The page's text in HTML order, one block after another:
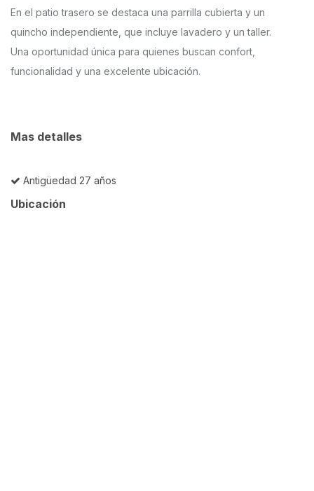
En el patio trasero se destaca una parrilla cubierta y un
quincho independiente, que incluye lavadero y un taller.
Una oportunidad única para quienes buscan confort,
funcionalidad y una excelente ubicación.
Mas detalles
Antigüedad 27 años
Ubicación